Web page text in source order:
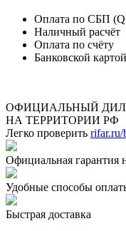
Оплата по СБП
Наличный расчёт
Оплата по счёту
Банковской
ОФИЦИАЛЬНЫЙ
НА ТЕРРИТОРИИ РФ
Легко проверить rifar.ru/
Официальная гарантия
Удобные способы
Быстрая доставка